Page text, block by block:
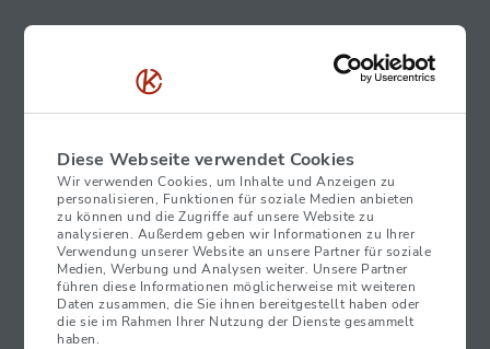
Diese Webseite verwendet Cookies
Wir verwenden Cookies, um Inhalte und Anzeigen zu
personalisieren, Funktionen für soziale Medien anbieten
zu können und die Zugriffe auf unsere Website zu
analysieren. Außerdem geben wir Informationen zu Ihrer
Verwendung unserer Website an unsere Partner für soziale
Medien, Werbung und Analysen weiter. Unsere Partner
führen diese Informationen möglicherweise mit weiteren
Daten zusammen, die Sie ihnen bereitgestellt haben oder
die sie im Rahmen Ihrer Nutzung der Dienste gesammelt
haben.